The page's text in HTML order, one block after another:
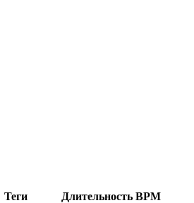
Теги Длительность BPM